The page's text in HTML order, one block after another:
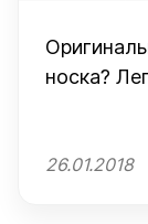
носка?
26.01.2018